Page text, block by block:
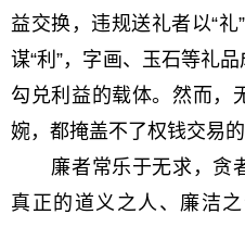
益交换，违规送礼者以“礼
谋“利”，字画、玉石等礼
勾兑利益的载体。然而，
婉，都掩盖不了权钱交易的
廉者常乐于无求，贪
真正的道义之人、廉洁